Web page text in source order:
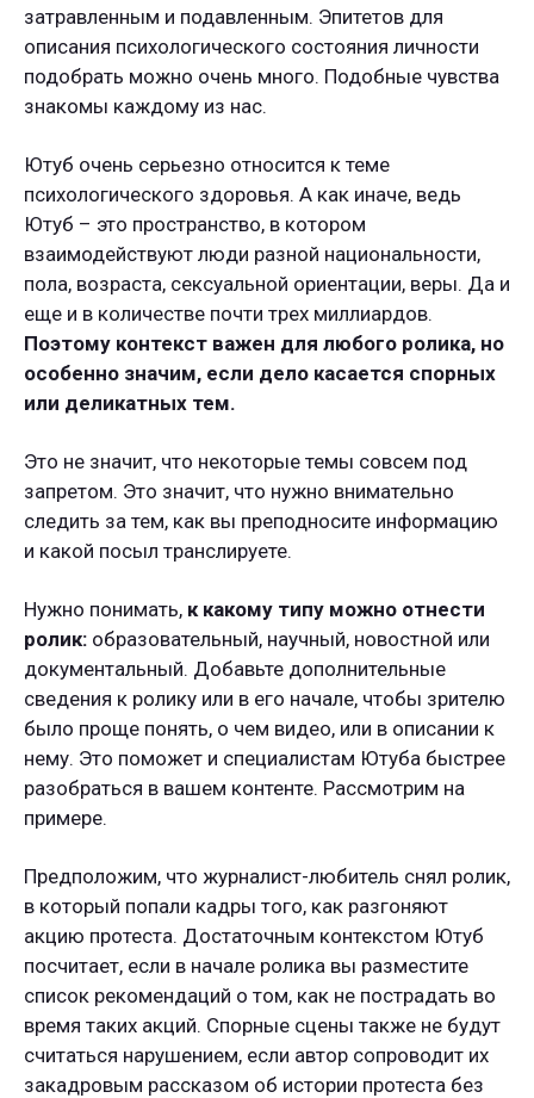
затравленным и подавленным. Эпитетов для
описания психологического состояния личности
подобрать можно очень много. Подобные чувства
знакомы каждому из нас.
Ютуб очень серьезно относится к теме
психологического здоровья. А как иначе, ведь
Ютуб – это пространство, в котором
взаимодействуют люди разной национальности,
пола, возраста, сексуальной ориентации, веры. Да и
еще и в количестве почти трех миллиардов.
Поэтому контекст важен для любого ролика, но
особенно значим, если дело касается спорных
или деликатных тем.
Это не значит, что некоторые темы совсем под
запретом. Это значит, что нужно внимательно
следить за тем, как вы преподносите информацию
и какой посыл транслируете.
Нужно понимать, к какому типу можно отнести
ролик: образовательный, научный, новостной или
документальный. Добавьте дополнительные
сведения к ролику или в его начале, чтобы зрителю
было проще понять, о чем видео, или в описании к
нему. Это поможет и специалистам Ютуба быстрее
разобраться в вашем контенте. Рассмотрим на
примере.
Предположим, что журналист-любитель снял ролик,
в который попали кадры того, как разгоняют
акцию протеста. Достаточным контекстом Ютуб
посчитает, если в начале ролика вы разместите
список рекомендаций о том, как не пострадать во
время таких акций. Спорные сцены также не будут
считаться нарушением, если автор сопроводит их
закадровым рассказом об истории протеста без